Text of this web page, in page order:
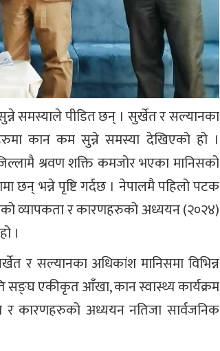
समस्याले पीडित छन् । सुर्खेत र सल्यानका
कान कम सुन्ने समस्या देखिएको हो ।
श्रवण शक्ति कमजोर भएका मानिसको
छन् भन्ने पृष्टि गर्दछ । नेपालमै पहिलो पटक
व्यापकता र कारणहरुको अध्ययन (२०२४)
।
र सल्यानका अधिकांश मानिसमा विभिन्न
सङ्घ एकीकृत आँखा, कान स्वास्थ्य कार्यक्रम
र कारणहरुको अध्ययन नतिजा सार्वजनिक